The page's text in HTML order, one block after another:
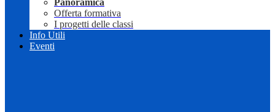
Panoramica
Offerta formativa
I progetti delle classi
Info Utili
Eventi